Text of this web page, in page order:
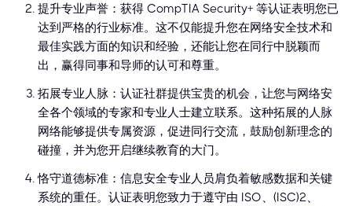
提升专业声誉：获得 CompTIA Security+ 等认证表明您已
达到严格的行业标准。这不仅能提升您在网络安全技术和
最佳实践方面的知识和经验，还能让您在同行中脱颖而
出，赢得同事和导师的认可和尊重。
拓展专业人脉：认证社群提供宝贵的机会，让您与网络安
全各个领域的专家和专业人士建立联系。这种拓展的人脉
网络能够提供专属资源，促进同行交流，鼓励创新理念的
碰撞，并为您开启继续教育的大门。
恪守道德标准：信息安全专业人员肩负着敏感数据和关键
系统的重任。认证表明您致力于遵守由 ISO、(ISC)²、